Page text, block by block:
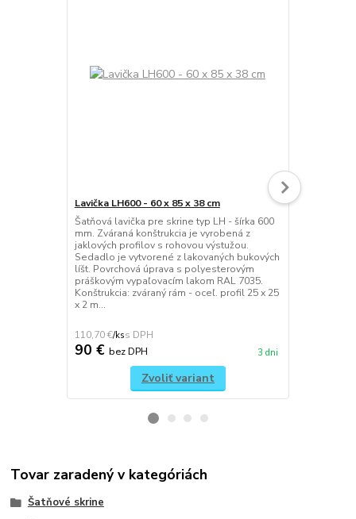
Lavička LH600 - 60 x 85 x 38 cm
Šatňová lavička pre skrine typ LH - šírka 600
mm. Zváraná konštrukcia je vyrobená z
jaklových profilov s rohovou výstužou.
Sedadlo je vytvorené z lakovaných bukových
líšt. Povrchová úprava s polyesterovým
práškovým vypaľovacím lakom RAL 7035.
Konštrukcia: zváraný rám - oceľ. profil 25 x 25
x 2 m...
110,70 €/ks
90 € bez DPH 3 dni
Zvoliť variant
Šatňová
Tovar zaradený v kategóriách
Šatňové skrine